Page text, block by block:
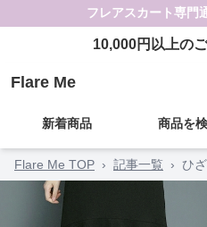
フレアスカート専門
10,000円以上の
Flare Me
新着商品 商品を
Flare Me TOP › 記事一覧 › ひ